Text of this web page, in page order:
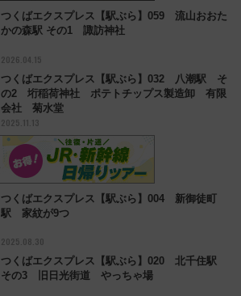
つくばエクスプレス【駅ぶら】059 流山おおた
かの森駅 その1 諏訪神社
2026.04.15
つくばエクスプレス【駅ぶら】032 八潮駅 そ
の2 垳稲荷神社 ポテトチップス製造卸 有限
会社 菊水堂
2025.11.13
つくばエクスプレス【駅ぶら】004 新御徒町
駅 家紋が9つ
2025.08.30
つくばエクスプレス【駅ぶら】020 北千住駅
その3 旧日光街道 やっちゃ場